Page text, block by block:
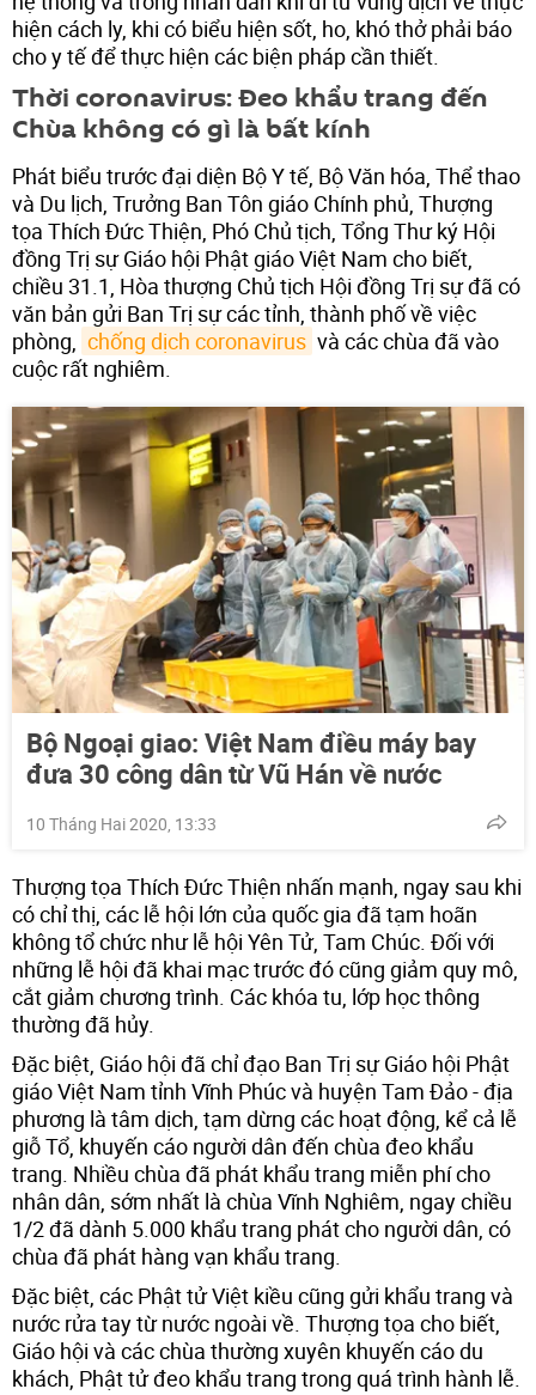
hiện cách ly, khi có biểu hiện sốt, ho, khó thở phải báo
cho y tế để thực hiện các biện pháp cần thiết.
Thời coronavirus: Đeo khẩu trang đến
Chùa không có gì là bất kính
Phát biểu trước đại diện Bộ Y tế, Bộ Văn hóa, Thể thao
và Du lịch, Trưởng Ban Tôn giáo Chính phủ, Thượng
tọa Thích Đức Thiện, Phó Chủ tịch, Tổng Thư ký Hội
đồng Trị sự Giáo hội Phật giáo Việt Nam cho biết,
chiều 31.1, Hòa thượng Chủ tịch Hội đồng Trị sự đã có
văn bản gửi Ban Trị sự các tỉnh, thành phố về việc
phòng, chống dịch coronavirus và các chùa đã vào
cuộc rất nghiêm.
Bộ Ngoại giao: Việt Nam điều máy bay
đưa 30 công dân từ Vũ Hán về nước
10 Tháng Hai 2020, 13:33
Thượng tọa Thích Đức Thiện nhấn mạnh, ngay sau khi
có chỉ thị, các lễ hội lớn của quốc gia đã tạm hoãn
không tổ chức như lễ hội Yên Tử, Tam Chúc. Đối với
những lễ hội đã khai mạc trước đó cũng giảm quy mô,
cắt giảm chương trình. Các khóa tu, lớp học thông
thường đã hủy.
Đặc biệt, Giáo hội đã chỉ đạo Ban Trị sự Giáo hội Phật
giáo Việt Nam tỉnh Vĩnh Phúc và huyện Tam Đảo - địa
phương là tâm dịch, tạm dừng các hoạt động, kể cả lễ
giỗ Tổ, khuyến cáo người dân đến chùa đeo khẩu
trang. Nhiều chùa đã phát khẩu trang miễn phí cho
nhân dân, sớm nhất là chùa Vĩnh Nghiêm, ngay chiều
1/2 đã dành 5.000 khẩu trang phát cho người dân, có
chùa đã phát hàng vạn khẩu trang.
Đặc biệt, các Phật tử Việt kiều cũng gửi khẩu trang và
nước rửa tay từ nước ngoài về. Thượng tọa cho biết,
Giáo hội và các chùa thường xuyên khuyến cáo du
khách, Phật tử đeo khẩu trang trong quá trình hành lễ.